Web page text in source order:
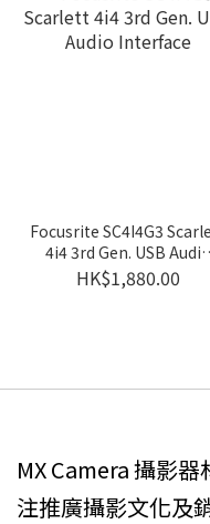
Focusrite SC4I4G3
4i4 3rd Gen. USB Audio
Interface
HK$1,880.00
MX Camera 攝影
注推廣攝影文化及